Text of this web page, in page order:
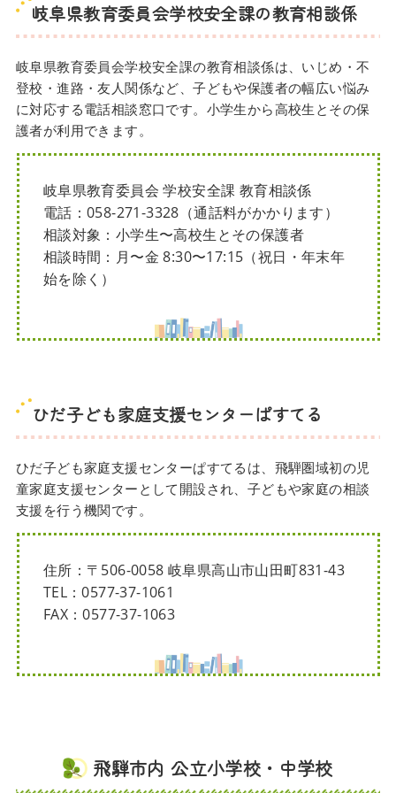
岐阜県教育委員会学校安全課の教育相談係
岐阜県教育委員会学校安全課の教育相談係は、いじめ・不
登校・進路・友人関係など、子どもや保護者の幅広い悩み
に対応する電話相談窓口です。小学生から高校生とその保
護者が利用できます。
岐阜県教育委員会 学校安全課 教育相談係
電話：058-271-3328（通話料がかかります）
相談対象：小学生〜高校生とその保護者
相談時間：月〜金 8:30〜17:15（祝日・年末年
始を除く）
ひだ子ども家庭支援センターぱすてる
ひだ子ども家庭支援センターぱすてるは、飛騨圏域初の児
童家庭支援センターとして開設され、子どもや家庭の相談
支援を行う機関です。
住所：〒506-0058 岐阜県高山市山田町831-43
TEL：0577-37-1061
FAX：0577-37-1063
飛騨市内 公立小学校・中学校